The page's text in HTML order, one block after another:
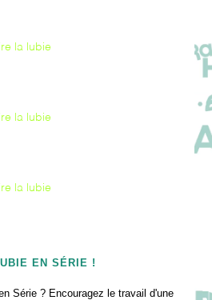
lire la lubie
lire la lubie
lire la lubie
EN SÉRIE !
Série ? Encouragez le travail d'une